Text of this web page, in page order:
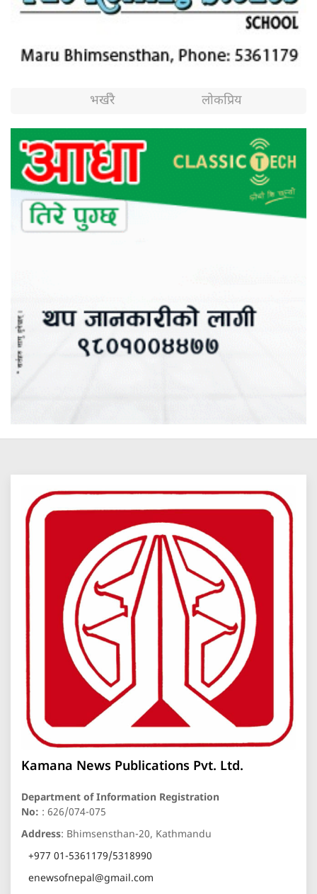
भर्खरै लोकप्रिय
Kamana News Publications Pvt. Ltd.
Department of Information Registration
No: : 626/074-075
Address: Bhimsensthan-20, Kathmandu
+977 01-5361179/5318990
enewsofnepal@gmail.com